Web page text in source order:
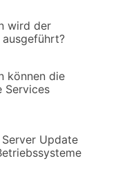
wird der
können die
Services
Update